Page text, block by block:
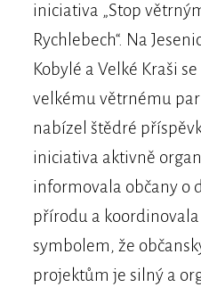
iniciativa „Stop
Rychlebech“. Na
Kobylé a Velké Kraši
velkému větrnému
nabízel štědré
iniciativa aktivně
informovala občany o
přírodu a koordinovala
symbolem, že
projektům je silný a